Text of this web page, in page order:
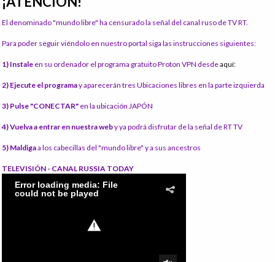
El denominado "mundo libre" ha censurado la señal del canal ruso de TV RT.
Para poder seguir viéndolo en nuestro portal siga las instrucciones siguientes:
1) Instale en su ordenador el programa gratuito Proton VPN desdeaquí:
2) Ejecute el programay aparecerán tres Ubicaciones libres en la parte izquierda
3) Pulse "CONECTAR" en la ubicación JAPÓN
4) Vuelva a entrar en nuestra weby ya podrá disfrutar de la señal de RT TV
5) Maldigaa los cabecillas del "mundo libre" y a sus ancestros
TELEVISIÓN - CANAL RUSSIA TODAY